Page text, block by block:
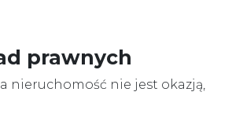
prawnych
nieruchomość nie jest okazją,